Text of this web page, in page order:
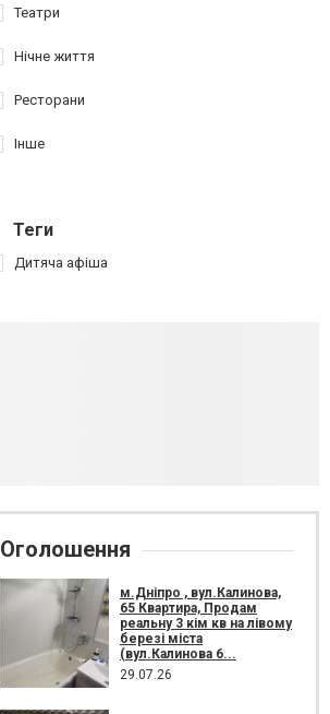
Театри
Нічне життя
Ресторани
Інше
Теги
Дитяча афіша
Оголошення
м.Дніпро , вул.Калинова,
65 Квартира, Продам
реальну 3 кім кв на лівому
березі міста
(вул.Калинова 6...
29.07.26